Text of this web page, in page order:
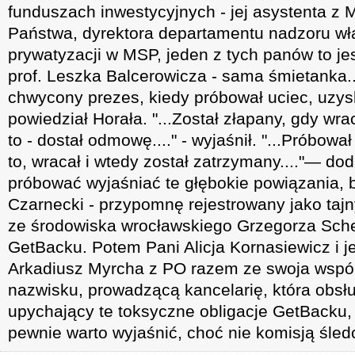
funduszach inwestycyjnych - jej asystenta z
Państwa, dyrektora departamentu nadzoru
prywatyzacji w MSP, jeden z tych panów to
prof. Leszka Balcerowicza - sama
chwycony prezes, kiedy próbował uciec,
powiedział Horała. "...Został złapany, gdy
to - dostał odmowę...." - wyjaśnił.
to, wracał i wtedy został zatrzymany...."—
próbować wyjaśniać te głębokie powiązania,
Czarnecki - przypomnę rejestrowany jako
ze środowiska wrocławskiego Grzegorza
GetBacku. Potem Pani Alicja Kornasiewicz i
Arkadiusz Myrcha z PO razem ze swoja
nazwisku, prowadzącą kancelarię, która
upychający te toksyczne obligacje
pewnie warto wyjaśnić, choć nie komisją